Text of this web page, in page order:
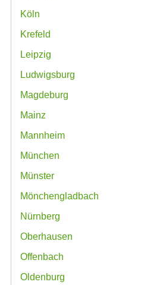
Köln
Krefeld
Leipzig
Ludwigsburg
Magdeburg
Mainz
Mannheim
München
Münster
Mönchengladbach
Nürnberg
Oberhausen
Offenbach
Oldenburg